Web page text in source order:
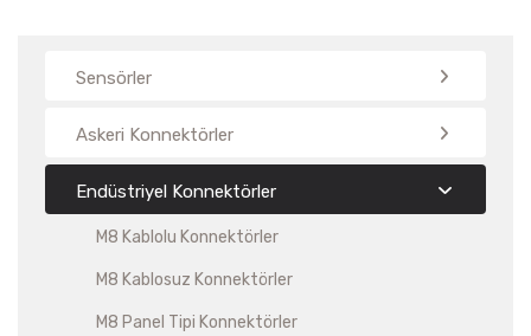
Sensörler
Askeri Konnektörler
Endüstriyel Konnektörler
M8 Kablolu Konnektörler
M8 Kablosuz Konnektörler
M8 Panel Tipi Konnektörler